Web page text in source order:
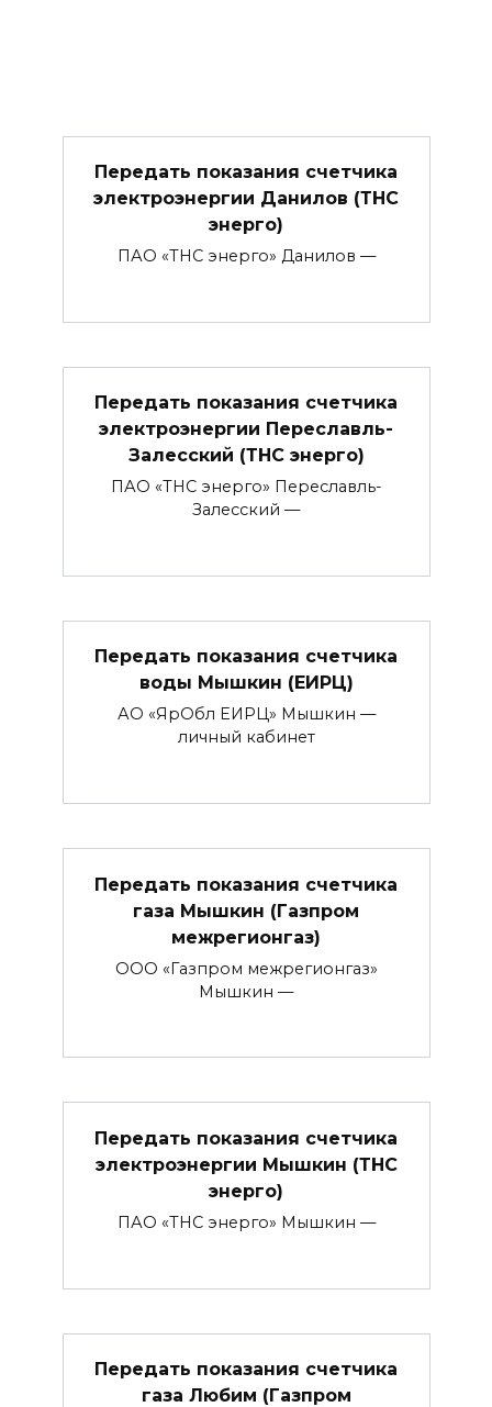
Передать показания счетчика
электроэнергии Данилов (ТНС
энерго)
ПАО «ТНС энерго» Данилов —
Передать показания счетчика
электроэнергии Переславль-
Залесский (ТНС энерго)
ПАО «ТНС энерго» Переславль-
Залесский —
Передать показания счетчика
воды Мышкин (ЕИРЦ)
АО «ЯрОбл ЕИРЦ» Мышкин —
личный кабинет
Передать показания счетчика
газа Мышкин (Газпром
межрегионгаз)
ООО «Газпром межрегионгаз»
Мышкин —
Передать показания счетчика
электроэнергии Мышкин (ТНС
энерго)
ПАО «ТНС энерго» Мышкин —
Передать показания счетчика
газа Любим (Газпром